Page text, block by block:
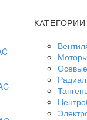
КАТЕГОРИИ